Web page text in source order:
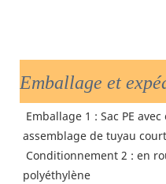
Emballage et
assemblage de tuyau court
Conditionnement 2 : en
polyéthylène